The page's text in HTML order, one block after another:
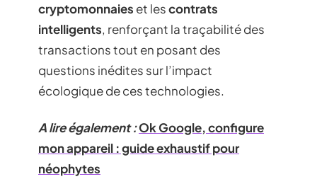
cryptomonnaies et lescontrats
intelligents, renforçant la traçabilité des
transactions tout en posant des
questions inédites sur l’impact
écologique de ces technologies.
A lire également :Ok Google, configure
mon appareil : guide exhaustif pour
néophytes